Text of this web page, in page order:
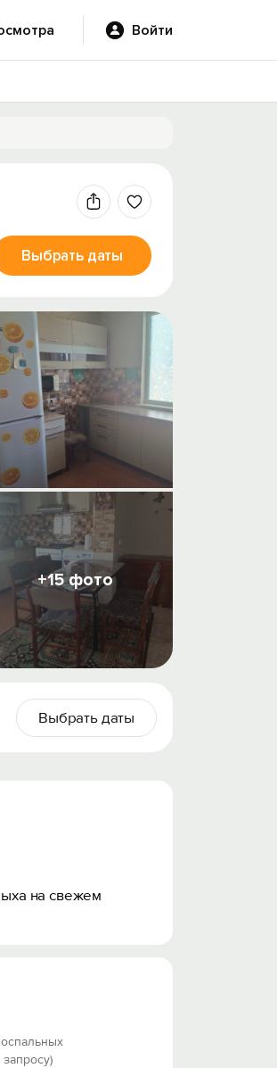
Войти
+15 фото
Выбрать даты
Выбрать даты
на свежем